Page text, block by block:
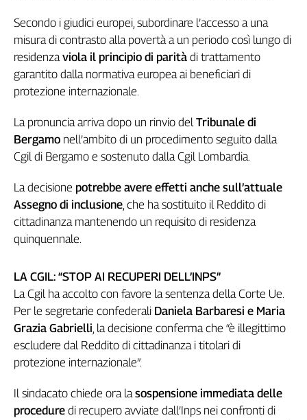
Speciali
G8
di
Genova,
il
della
ragione
120
anni
Academy
Collettiva
Collettiva
Talk
La
settimana
Collettiva
Girasoli
Il
Secondo i giudici europei, subordinare l’accesso a una
misura di contrasto alla povertà a un periodo così lungo di
residenzaviola il principio di parità di trattamento
garantito dalla normativa europea ai beneficiari di
protezione internazionale.
La pronuncia arriva dopo un rinvio delTribunale di
Bergamo nell’ambito di un procedimento seguito dalla
Cgil di Bergamo e sostenuto dalla Cgil Lombardia.
La decisione potrebbe avere effetti anche sull’attuale
Assegno di inclusione, che ha sostituito il Reddito di
cittadinanza mantenendo un requisito di residenza
quinquennale.
LA CGIL: “STOP AI RECUPERI DELL’INPS”
La Cgil ha accolto con favore la sentenza della Corte Ue.
Per le segretarie confederali Daniela Barbaresi e Maria
Grazia Gabrielli, la decisione conferma che “è illegittimo
escludere dal Reddito di cittadinanza i titolari di
protezione internazionale”.
Il sindacato chiede ora lasospensione immediata delle
procedure di recupero avviate dall’Inps nei confronti di